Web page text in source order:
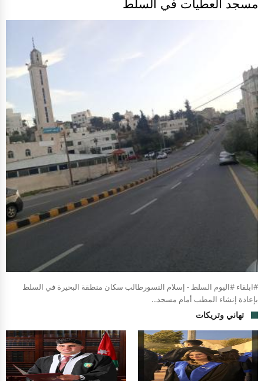
مسجد العطيات في السلط
#ابلقاء #اليوم السلط - إسلام النسورطالب سكان منطقة البحيرة في السلط
بإعادة إنشاء المطب أمام مسجد...
تهاني وتريكات